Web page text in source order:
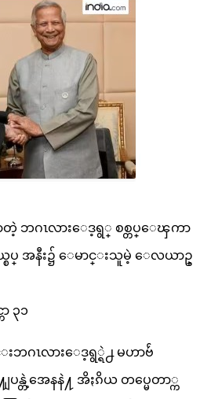
ာတဲ့ ဘဂၤလားေဒ့ရွ္ စစ္တပ္ေၾကာ
ပ္ အနီး၌ ေမာင္းသူမဲ့ ေလယာဥ္
ာ ၃၁
ဘဂၤလားေဒ့ရွ္ရဲ႕ မဟာဗ်ဴ
ျပန္တဲ့အေနနဲ႔ အိႏၵိယ တပ္မေတာ္က